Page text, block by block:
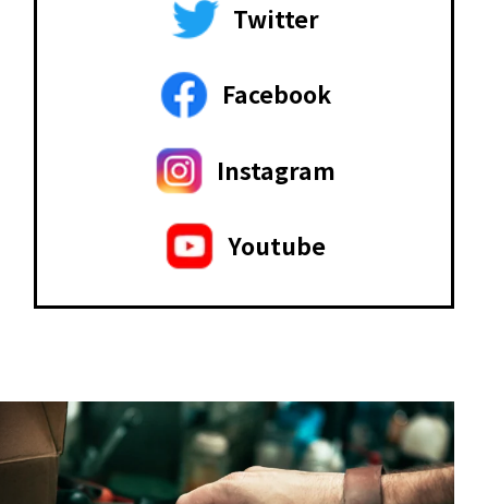
Twitter
Facebook
Instagram
Youtube